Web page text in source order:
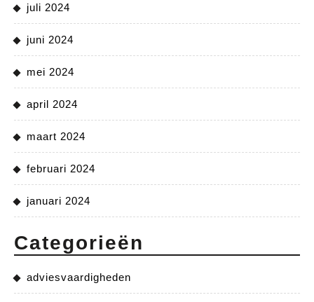
juli 2024
juni 2024
mei 2024
april 2024
maart 2024
februari 2024
januari 2024
Categorieën
adviesvaardigheden